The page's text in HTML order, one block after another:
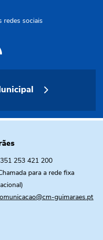
redes sociais
253 421 200
para a rede fixa
guimaraes.pt